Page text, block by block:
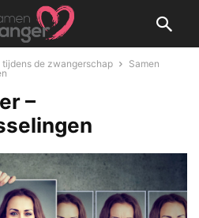
de zwangerschap
Samen
–